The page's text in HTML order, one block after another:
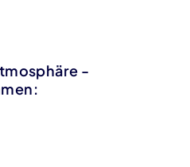
-